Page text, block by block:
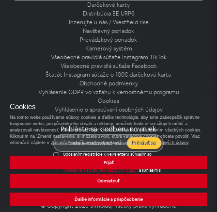
Cookies
Na tomto webe používame súbory cookies a ďalšie technológie, aby sme zabezpečili správne
fungovanie webu, prizpôsobili jeho obsah a reklamy, umožnili funkcie sociálnych médií a
analyzovali návštevnosť. Kliknutím na 'Prijať všetko' súhlasíte s používaním všetkých cookies.
Kliknutím na 'Zmeniť nastavenia' si môžete zvoliť, ktoré kategórie cookies chcete povoliť. Viac
informácií nájdete v Zásadách používania cookiesaZásadách ochrany osobných údajov.
Prijať
Odmietnuť
Ďalšie informácie a prispôsobenie
Darčekové karty
Distribúcia EE URP6
Inzerujte u nás / Westfield rise
Navštevný poriadok
Prevádzkový poriadok
Kamerový systém
Všeobecné pravidlá súťaže Instagram TikTok
Všeobecné pravidlá súťaže Facebook
Štatút Instagram súťaže o 100€ darčekovú kartu
Obchodné podmienky
Vyhlásenie GDPR vo vzťahu k vernostnému programu
Cookies
Vyhlásenie o spracúvaní osobných údajov
Prihláste sa k odberu noviniek
Prihlásiť sa
Odoslaním registrácie k Newsletteru súhlasím so
Newsletteru a potvrdzujem, že som si prečítal(a)
vyhlásenie o spracúvaní osobných údajova súhlasím s
nimi.
© Copyright 2025 Simplaq. Všetky práva vyhradené